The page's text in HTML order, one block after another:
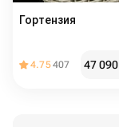
Гортензия
4.75407 47 090